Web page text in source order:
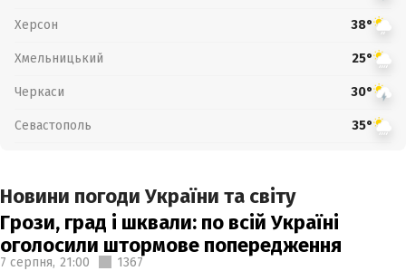
Херсон 38°
Хмельницький 25°
Черкаси 30°
Севастополь 35°
Новини погоди України та світу
Грози, град і шквали: по всій Україні
оголосили штормове попередження
7 серпня, 21:00 1367